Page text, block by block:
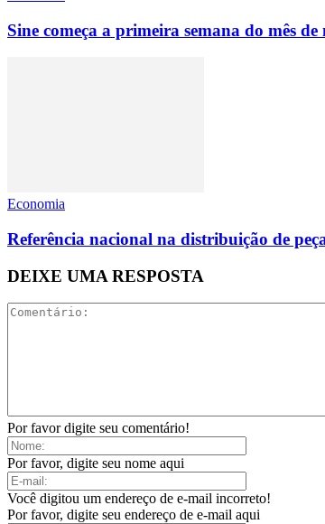
Sine começa a primeira semana do mês
Economia
Referência nacional na distribuição de
DEIXE UMA RESPOSTA
Por favor digite seu comentário!
Por favor, digite seu nome aqui
Você digitou um endereço de e-mail incorreto!
Por favor, digite seu endereço de e-mail aqui